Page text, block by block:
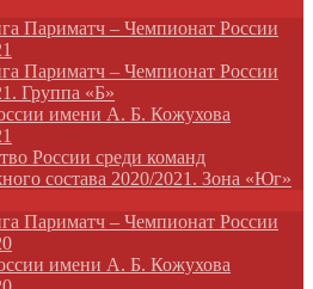
Париматч – Чемпионат России
Париматч – Чемпионат России
Группа «Б»
имени А. Б. Кожухова
России среди команд
состава 2020/2021. Зона «Юг»
Париматч – Чемпионат России
имени А. Б. Кожухова